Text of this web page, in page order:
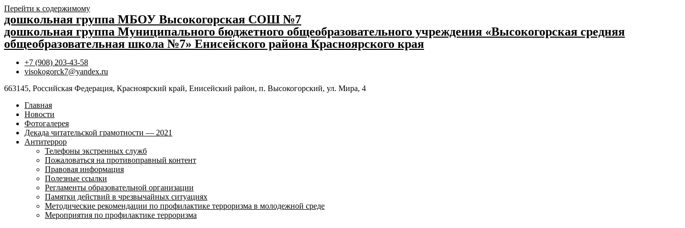
Перейти к содержимому
дошкольная группа МБОУ Высокогорская СОШ №7
дошкольная группа Муниципального бюджетного общеобразовательного учреждения «Высокогорская средняя
общеобразовательная школа №7» Енисейского района Красноярского края
+7 (908) 203-43-58
visokogorck7@yandex.ru
663145, Российская Федерация, Красноярский край, Енисейский район, п. Высокогорский, ул. Мира, 4
Главная
Новости
Фотогалерея
Декада читательской грамотности — 2021
Антитеррор
Телефоны экстренных служб
Пожаловаться на противоправный контент
Правовая информация
Полезные ссылки
Регламенты образовательной организации
Памятки действий в чрезвычайных ситуациях
Методические рекомендации по профилактике терроризма в молодежной среде
Мероприятия по профилактике терроризма